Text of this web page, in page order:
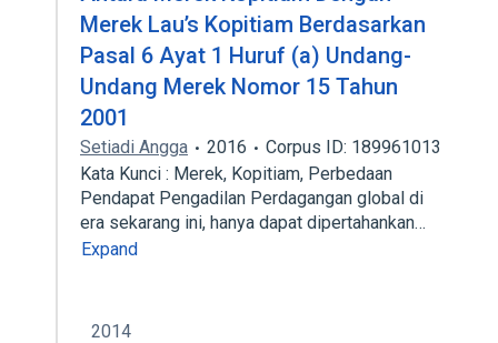
Merek Lau’s Kopitiam Berdasarkan
Pasal 6 Ayat 1 Huruf (a) Undang-
Undang Merek Nomor 15 Tahun
2001
Setiadi Angga 2016
Corpus ID: 189961013
Kata Kunci : Merek, Kopitiam, Perbedaan
Pendapat Pengadilan Perdagangan global di
era sekarang ini, hanya dapat dipertahankan…
Expand
2014